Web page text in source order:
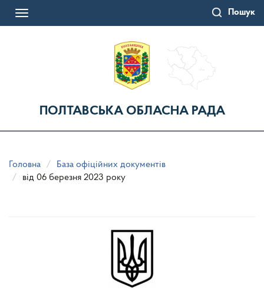
Пошук
Toggle
ПОЛТАВСЬКА ОБЛАСНА РАДА
Головна
База офіційних документів
від 06 березня 2023 року